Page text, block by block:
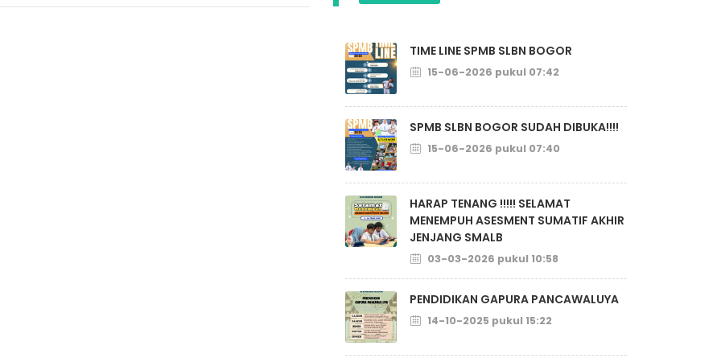
TIME LINE SPMB SLBN BOGOR
15-06-2026 pukul 07:42
SPMB SLBN BOGOR SUDAH DIBUKA!!!!
15-06-2026 pukul 07:40
HARAP TENANG !!!!! SELAMAT
MENEMPUH ASESMENT SUMATIF AKHIR
JENJANG SMALB
03-03-2026 pukul 10:58
PENDIDIKAN GAPURA PANCAWALUYA
14-10-2025 pukul 15:22